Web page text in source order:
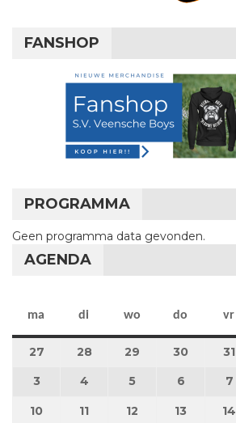
FANSHOP
PROGRAMMA
Geen programma data gevonden.
AGENDA
ma maandag
di dinsdag
wo woensdag
do vr
27 27 juli 2026
28 28 juli 2026
29 29 juli 2026
30 30 juli31
3 3 augustus 2026
4 4 augustus 2026
5 5 augustus 2026
6 6 7
10 10 augustus 2026
11 11 augustus 2026
12 12 augustus
13 13 14